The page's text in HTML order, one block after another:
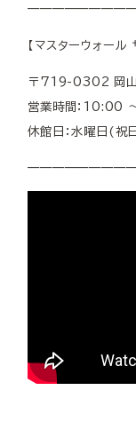
【マスターウォール
〒719-0302 岡山
営業時間：10:00
休館日：水曜日(祝